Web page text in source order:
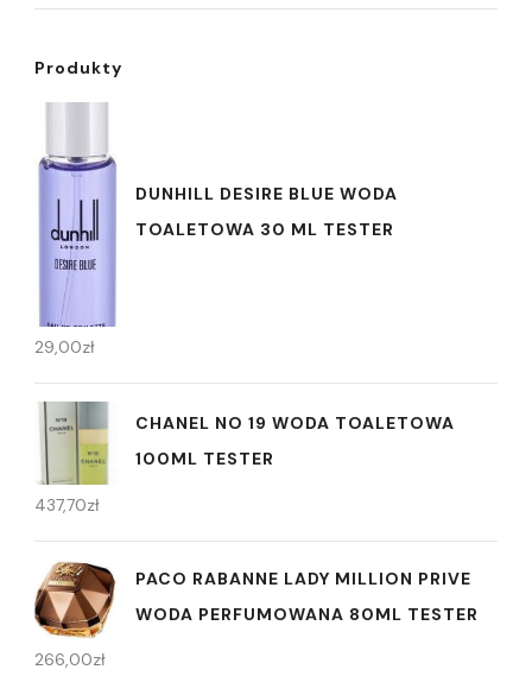
Produkty
DUNHILL DESIRE BLUE WODA
TOALETOWA 30 ML TESTER
29,00zł
CHANEL NO 19 WODA TOALETOWA
100ML TESTER
437,70zł
PACO RABANNE LADY MILLION PRIVE
WODA PERFUMOWANA 80ML TESTER
266,00zł